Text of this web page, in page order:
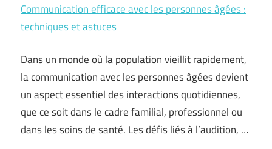
Communication efficace avec les personnes âgées :
techniques et astuces
Dans un monde où la population vieillit rapidement,
la communication avec les personnes âgées devient
un aspect essentiel des interactions quotidiennes,
que ce soit dans le cadre familial, professionnel ou
dans les soins de santé. Les défis liés à l’audition, …